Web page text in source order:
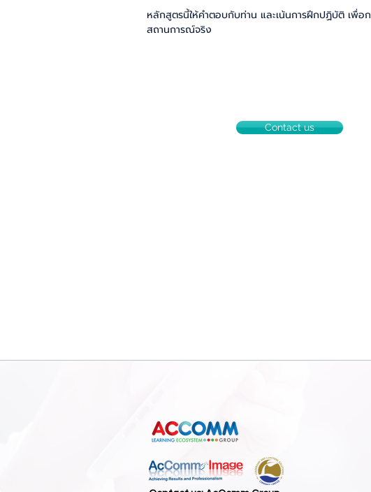
หลักสูตรนี้ให้คำตอบกับท่าน และเน้นการฝึกปฏิบัติ เพื่อก
สถานการณ์จริง
Contact us